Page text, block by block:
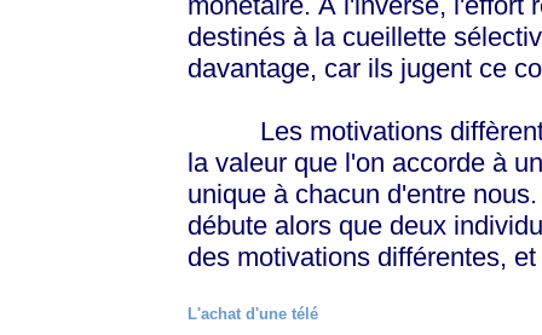
destinés à la cueillette
davantage, car ils jugent ce
Les motivations diffèrent
la valeur que l'on accorde à
unique à chacun d'entre
débute alors que deux
des motivations différentes,
L'achat d'une télé